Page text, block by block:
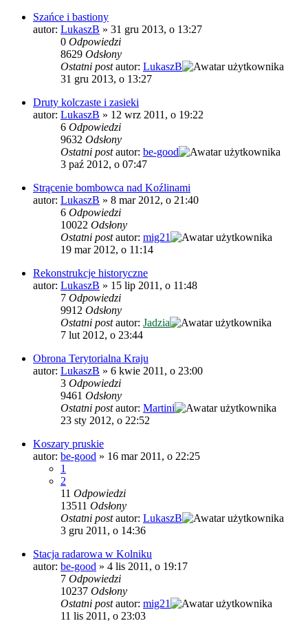
Szańce i bastiony
autor: LukaszB » 31 gru 2013, o 13:27
0 Odpowiedzi
8629 Odsłony
Ostatni postautor: LukaszB
31 gru 2013, o 13:27
Druty kolczaste i zasieki
autor: LukaszB » 12 wrz 2011, o 19:22
6 Odpowiedzi
9632 Odsłony
Ostatni postautor: be-good
3 paź 2012, o 07:47
Strącenie bombowca nad Koźlinami
autor: LukaszB » 8 mar 2012, o 21:40
6 Odpowiedzi
10022 Odsłony
Ostatni postautor: mig21
19 mar 2012, o 11:14
Rekonstrukcje historyczne
autor: LukaszB » 15 lip 2011, o 11:48
7 Odpowiedzi
9912 Odsłony
Ostatni postautor: Jadzia
7 lut 2012, o 23:44
Obrona Terytorialna Kraju
autor: LukaszB » 6 kwie 2011, o 23:00
3 Odpowiedzi
9461 Odsłony
Ostatni postautor: Martini
23 sty 2012, o 22:52
Koszary pruskie
autor: be-good » 16 mar 2011, o 22:25
1
2
11 Odpowiedzi
13511 Odsłony
Ostatni postautor: LukaszB
3 gru 2011, o 14:36
Stacja radarowa w Kolniku
autor: be-good » 4 lis 2011, o 19:17
7 Odpowiedzi
10237 Odsłony
Ostatni postautor: mig21
11 lis 2011, o 23:03